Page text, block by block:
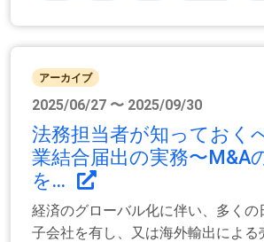
アーカイブ
2025/06/27 〜 2025/09/30
法務担当者が知っておく
業結合届出の実務〜M&A
を...
経済のグローバル化に伴い、多くの
子会社を有し、又は海外輸出による